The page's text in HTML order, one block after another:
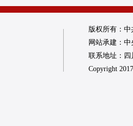
版权所有：
网站承建：
联系地址：四
Copyright